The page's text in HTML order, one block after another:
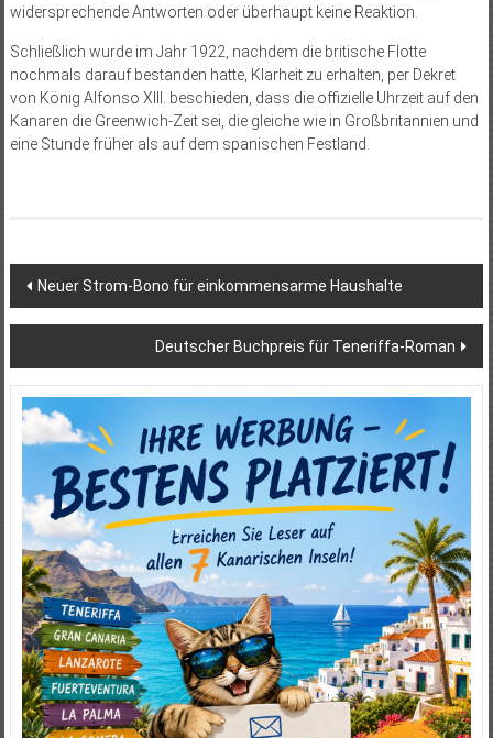
widersprechende Antworten oder überhaupt keine Reaktion.
Schließlich wurde im Jahr 1922, nachdem die britische Flotte
nochmals darauf bestanden hatte, Klarheit zu erhalten, per Dekret
von König Alfonso XIII. beschieden, dass die offizielle Uhrzeit auf den
Kanaren die Greenwich-Zeit sei, die gleiche wie in Großbritannien und
eine Stunde früher als auf dem spanischen Festland.
Beitragsnavigation
Neuer Strom-Bono für einkommensarme Haushalte
Deutscher Buchpreis für Teneriffa-Roman